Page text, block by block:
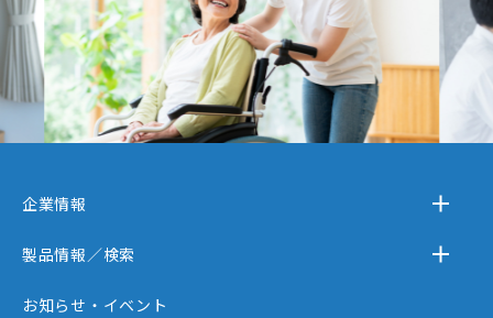
企業情報
－企業情報
製品情報／検索
お知らせ・イベント